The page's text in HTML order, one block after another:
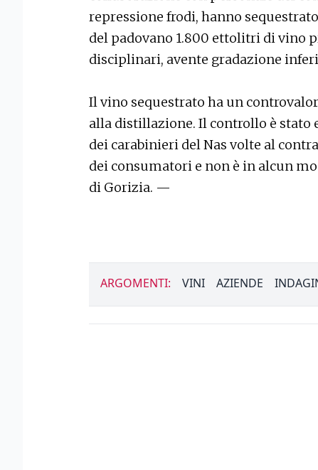
repressione frodi, hanno
del padovano 1.800 ettolitri di vino
disciplinari, avente gradazione
Il vino sequestrato ha un
alla distillazione. Il controllo è
dei carabinieri del Nas volte al
dei consumatori e non è in alcun
di Gorizia. —
ARGOMENTI: VINI AZIENDE